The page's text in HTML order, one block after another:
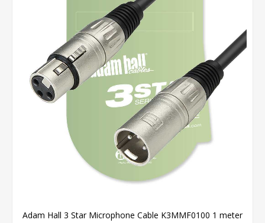
Adam Hall 3 Star Microphone Cable K3MMF0100 1 meter